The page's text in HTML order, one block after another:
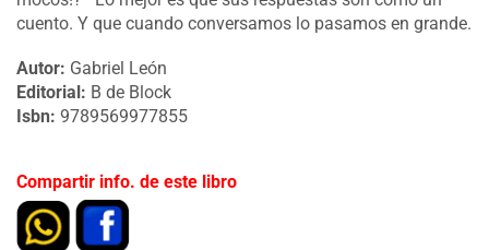
cuento. Y que cuando conversamos lo pasamos en grande.
Autor: Gabriel León
Editorial: B de Block
Isbn: 9789569977855
Compartir info. de este libro